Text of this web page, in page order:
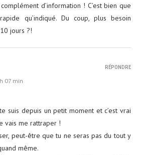
d’information ! C’est bien que
qu’indiqué. Du coup, plus besoin
jours ?!
07 min
suis depuis un petit moment et c’est vrai
vais me rattraper !
peut-être que tu ne seras pas du tout y
même.
RÉPONDRE